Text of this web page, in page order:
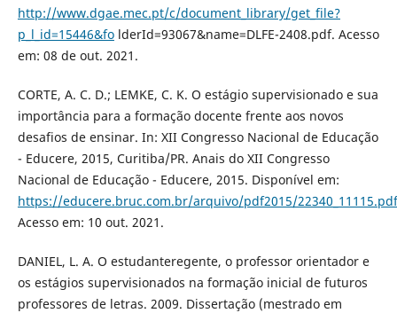
http://www.dgae.mec.pt/c/document_library/get_file?
p_l_id=15446&folderId=93067&name=DLFE-2408.pdf. Acesso
em: 08 de out. 2021.
CORTE, A. C. D.; LEMKE, C. K. O estágio supervisionado e sua
importância para a formação docente frente aos novos
desafios de ensinar. In: XII Congresso Nacional de Educação
- Educere, 2015, Curitiba/PR. Anais do XII Congresso
Nacional de Educação - Educere, 2015. Disponível em:
https://educere.bruc.com.br/arquivo/pdf2015/22340_11115.pdf
Acesso em: 10 out. 2021.
DANIEL, L. A. O estudanteregente, o professor orientador e
os estágios supervisionados na formação inicial de futuros
professores de letras. 2009. Dissertação (mestrado em